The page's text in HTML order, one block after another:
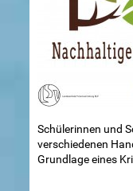
Schülerinnen und
verschiedenen
Grundlage eines